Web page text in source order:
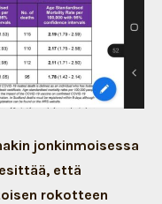
jonkinmoisessa
että
rokotteen